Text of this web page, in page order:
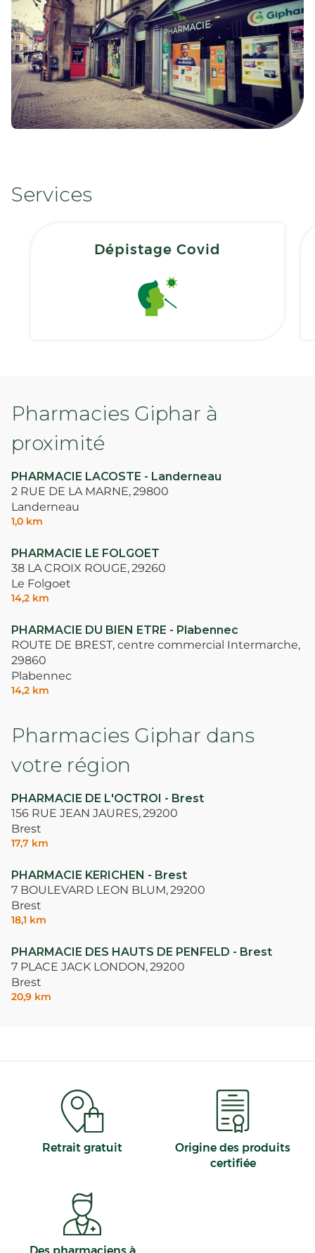
Services
Dépistage Covid
Pharmacies Giphar à
proximité
PHARMACIE LACOSTE - Landerneau
2 RUE DE LA MARNE,29800
Landerneau
1,0 km
PHARMACIE LE FOLGOET
38 LA CROIX ROUGE,29260
Le Folgoet
14,2 km
PHARMACIE DU BIEN ETRE - Plabennec
ROUTE DE BREST, centre commercial Intermarche,
29860
Plabennec
14,2 km
Pharmacies Giphar dans
votre région
PHARMACIE DE L'OCTROI - Brest
156 RUE JEAN JAURES,29200
Brest
17,7 km
PHARMACIE KERICHEN - Brest
7 BOULEVARD LEON BLUM,29200
Brest
18,1 km
PHARMACIE DES HAUTS DE PENFELD - Brest
7 PLACE JACK LONDON,29200
Brest
20,9 km
Retrait gratuit
Origine des produits
certifiée
Des pharmaciens à